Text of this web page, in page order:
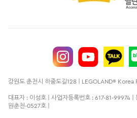
강원도 춘천시 하중도길128 | LEGOLAND® Korea
대표자 : 이성호 | 사업자등록번호 : 617-81-99974
원춘천-0527호 |